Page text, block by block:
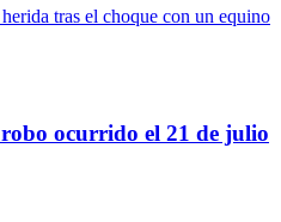
ocurrido el 21 de julio